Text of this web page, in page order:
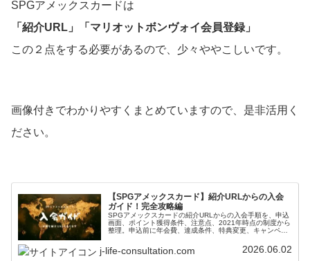
SPGアメックスカードは
「紹介URL」「マリオットボンヴォイ会員登録」
この２点をする必要があるので、少々ややこしいです。
画像付きでわかりやすくまとめていますので、是非活用く
ださい。
【SPGアメックスカード】紹介URLからの入会
ガイド！完全攻略編
SPGアメックスカードの紹介URLからの入会手順を、申込
画面、ポイント獲得条件、注意点、2021年時点の制度から
整理。申込前に年会費、達成条件、特典変更、キャンペー
j-life-consultation.com 2026.06.02